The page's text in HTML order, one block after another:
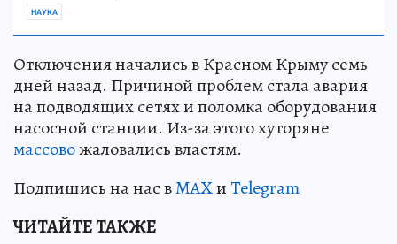
НАУКА
Отключения начались в Красном Крыму семь
дней назад. Причиной проблем стала авария
на подводящих сетях и поломка оборудования
насосной станции. Из-за этого хуторяне
массовожаловались властям.
Подпишись на нас вMAXиTelegram
ЧИТАЙТЕ ТАКЖЕ